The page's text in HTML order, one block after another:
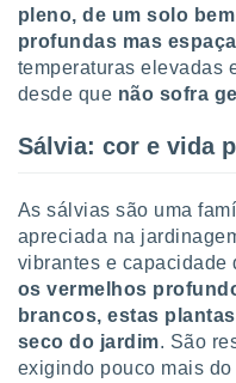
pleno, de um solo
profundas mas
temperaturas elevadas
desde que não sofra
Sálvia: cor e vida
As sálvias são uma
apreciada na
vibrantes e capacidade
os vermelhos
brancos, estas
seco do jardim. São
exigindo pouco mais